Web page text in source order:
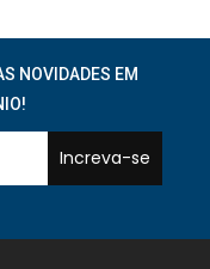
NOVIDADES EM
Increva-se